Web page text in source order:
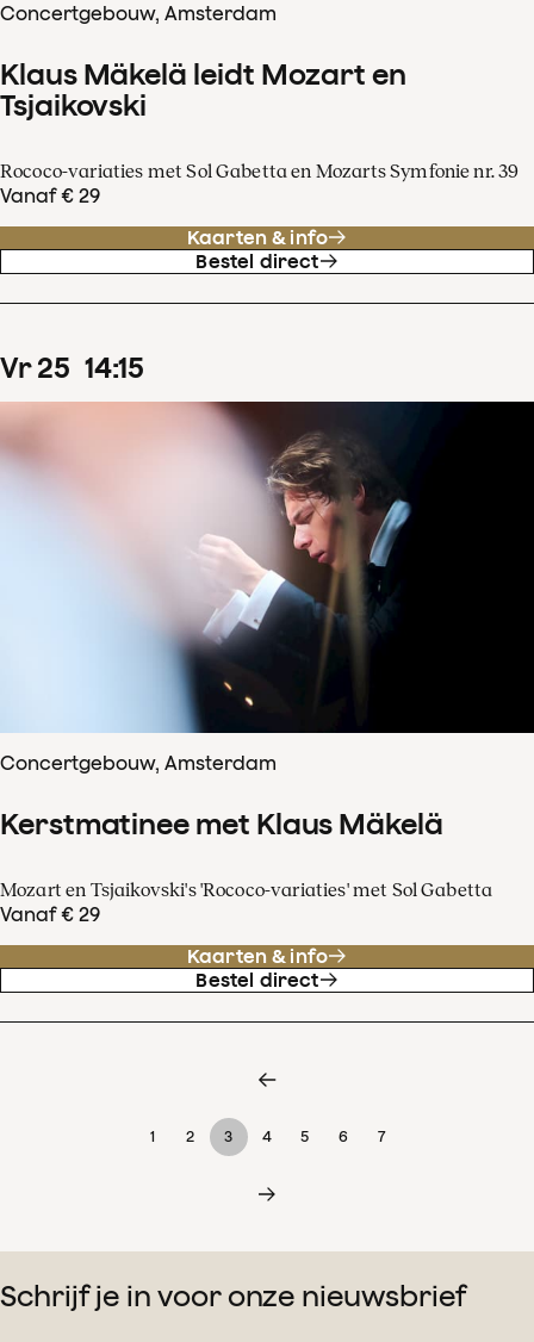
Concertgebouw, Amsterdam
Klaus Mäkelä leidt Mozart en
Tsjaikovski
Rococo-variaties met Sol Gabetta en Mozarts Symfonie nr. 39
Vanaf € 29
Kaarten & info
Bestel direct
vr 25 14:15
Concertgebouw, Amsterdam
Kerstmatinee met Klaus Mäkelä
Mozart en Tsjaikovski's 'Rococo-variaties' met Sol Gabetta
Vanaf € 29
Kaarten & info
Bestel direct
1 2 3 4 5 6 7
Schrijf je in voor onze nieuwsbrief